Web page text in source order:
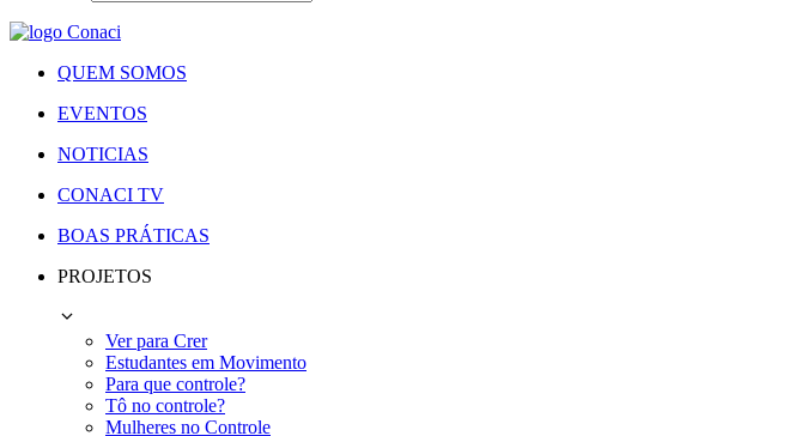
QUEM SOMOS
EVENTOS
NOTICIAS
CONACI TV
BOAS PRÁTICAS
PROJETOS
Ver para Crer
Estudantes em Movimento
Para que controle?
Tô no controle?
Mulheres no Controle